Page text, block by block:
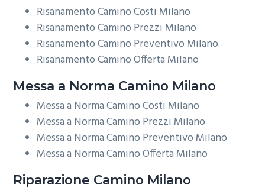
Risanamento Camino Costi Milano
Risanamento Camino Prezzi Milano
Risanamento Camino Preventivo Milano
Risanamento Camino Offerta Milano
Messa a Norma Camino Milano
Messa a Norma Camino Costi Milano
Messa a Norma Camino Prezzi Milano
Messa a Norma Camino Preventivo Milano
Messa a Norma Camino Offerta Milano
Riparazione Camino Milano